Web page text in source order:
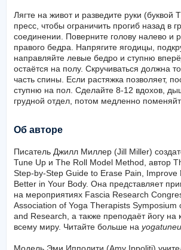
Лягте на живот и разведите руки (буквой
пресс, чтобы ограничить прогиб назад в
соединении. Поверните голову налево и
правого бедра. Напрягите ягодицы,
направляйте левые бедро и ступню
остаётся на полу. Скручиваться должна
часть спины. Если растяжка позволяет,
ступню на пол. Сделайте 8-12 вдохов,
грудной отдел, потом медленно
Об авторе
Писатель Джилл Миллер (Jill Miller)
Tune Up и The Roll Model Method, автор
Step-by-Step Guide to Erase Pain, Improve
Better in Your Body. Она представляет
на мероприятиях Fascia Research
Association of Yoga Therapists Symposium
and Research, а также преподаёт йогу
всему миру. Читайте больше на